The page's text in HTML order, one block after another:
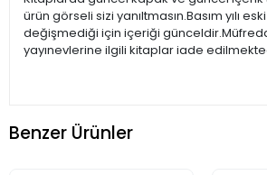
ürün görseli sizi yanıltmasın.Basım yılı
değişmediği için içeriği
yayınevlerine ilgili kitaplar iade
Benzer Ürünler